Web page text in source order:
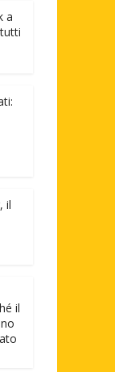
a
il
il